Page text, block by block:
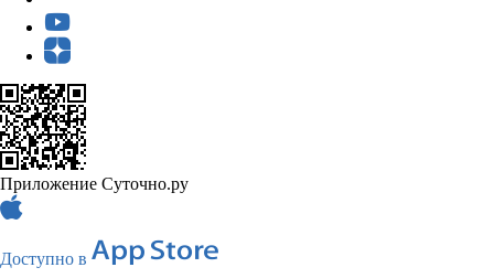
Приложение Суточно.ру
Доступно в